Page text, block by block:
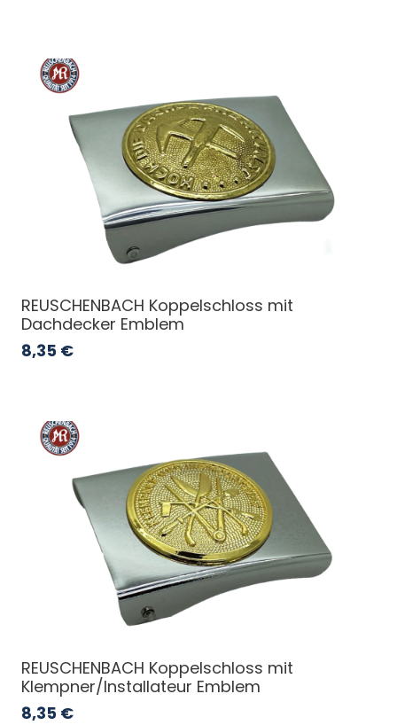
REUSCHENBACH Koppelschloss mit
Dachdecker Emblem
8,35 €
REUSCHENBACH Koppelschloss mit
Klempner/Installateur Emblem
8,35 €